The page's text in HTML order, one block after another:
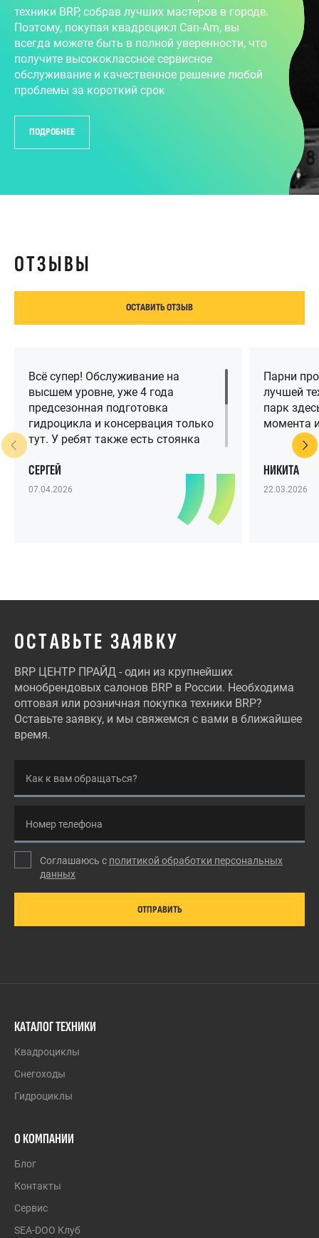
техники BRP, собрав лучших мастеров в городе.
Поэтому, покупая квадроцикл Can-Am, вы
всегда можете быть в полной уверенности, что
получите высококлассное сервисное
обслуживание и качественное решение любой
проблемы за короткий срок
ПОДРОБНЕЕ
ОТЗЫВЫ
ОСТАВИТЬ ОТЗЫВ
Всё супер! Обслуживание на
высшем уровне, уже 4 года
предсезонная подготовка
гидроцикла и консервация только
тут. У ребят также есть стоянка
Крестовском острове, который с
каждым годом становится всё
лучше и лучше. Рекомендую Прайд
всем, у кого есть гидроцикл в
СЕРГЕЙ
07.04.2026
Парни
лучшей
парк
момента
НИКИТА
22.03.2026
ОСТАВЬТЕ ЗАЯВКУ
BRP ЦЕНТР ПРАЙД - один из крупнейших
монобрендовых салонов BRP в России. Необходима
оптовая или розничная покупка техники BRP?
Оставьте заявку, и мы свяжемся с вами в ближайшее
время.
Как к вам обращаться?
Номер телефона
Соглашаюсь с политикой обработки персональных
данных
ОТПРАВИТЬ
КАТАЛОГ ТЕХНИКИ
Квадроциклы
Снегоходы
Гидроциклы
О КОМПАНИИ
Блог
Контакты
Сервис
SEA-DOO Клуб